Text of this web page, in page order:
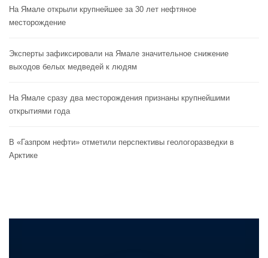
На Ямале открыли крупнейшее за 30 лет нефтяное
месторождение
Эксперты зафиксировали на Ямале значительное снижение
выходов белых медведей к людям
На Ямале сразу два месторождения признаны крупнейшими
открытиями года
В «Газпром нефти» отметили перспективы геологоразведки в
Арктике